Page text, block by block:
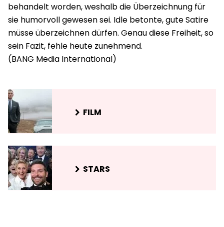
behandelt worden, weshalb die Überzeichnung für
sie humorvoll gewesen sei. Idle betonte, gute Satire
müsse überzeichnen dürfen. Genau diese Freiheit, so
sein Fazit, fehle heute zunehmend.
FILM
STARS